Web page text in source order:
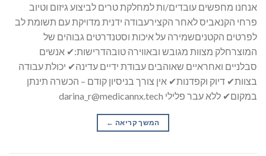
אנחנו מחפשים עובדים/ות למחלקת טרים לביצוע גיזום וטיוב
פרחי הקנאביס לאחר הקצירעבודה ידנית מדויקת עם תשומת לב
לפרטים הקטניםשמירה על איכות וסטנדרטים גבוהים של
המוצרחלק מצוות מגובש ובאווירה טובהדרישות:✔ אנשים
סבלניים ואחראיים שאוהבים עבודת ידיים עדינה✔ יכולת עבודה
בצוות✔ דיוק וקפדנות✔ אין צורך בניסיון קודם – הכשרה תינתן
במקום✔ ללא עבר פלילי darina_r@medicannx.tech
המשך קריאה →